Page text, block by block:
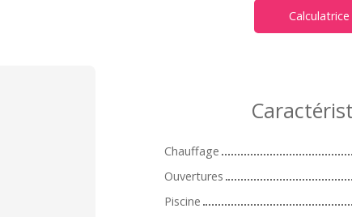
Calculatrice
Chauffage
Ouvertures
Piscine